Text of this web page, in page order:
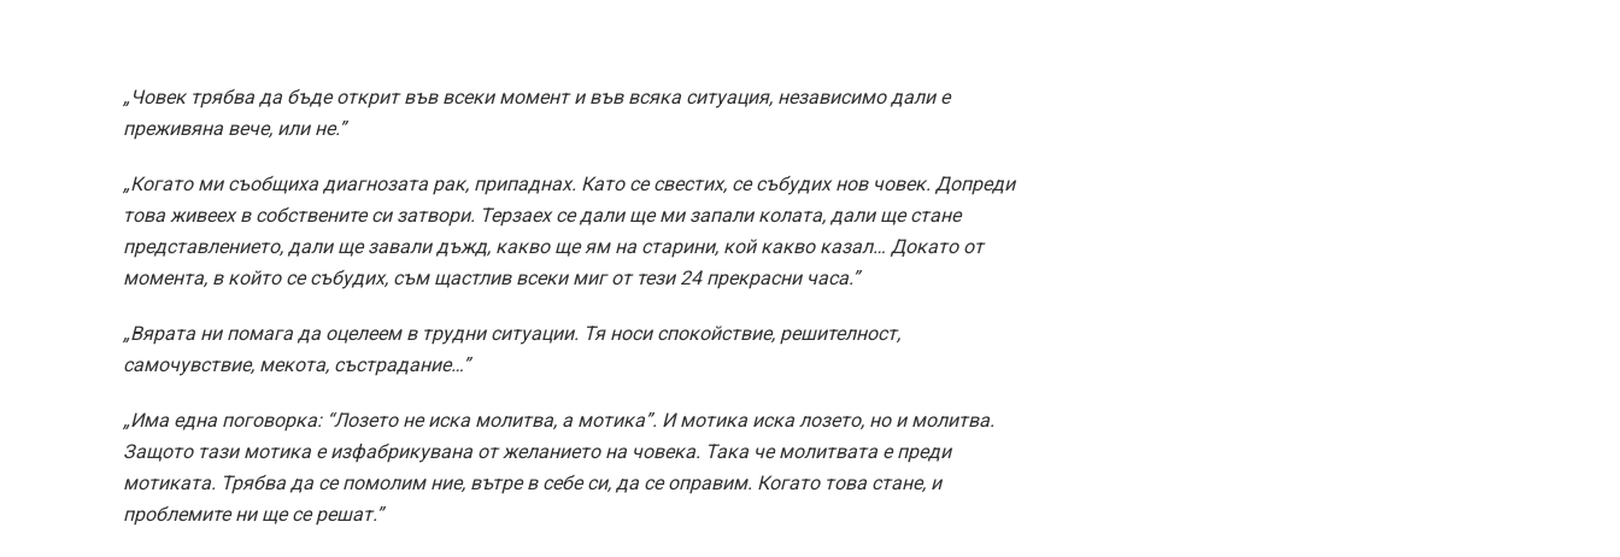
„Човек трябва да бъде открит във всеки момент и във всяка ситуация, независимо дали е
преживяна вече, или не.”
„Когато ми съобщиха диагнозата рак, припаднах. Като се свестих, се събудих нов човек. Допреди
това живеех в собствените си затвори. Терзаех се дали ще ми запали колата, дали ще стане
представлението, дали ще завали дъжд, какво ще ям на старини, кой какво казал… Докато от
момента, в който се събудих, съм щастлив всеки миг от тези 24 прекрасни часа.”
„Вярата ни помага да оцелеем в трудни ситуации. Тя носи спокойствие, решителност,
самочувствие, мекота, състрадание…”
„Има една поговорка: “Лозето не иска молитва, а мотика”. И мотика иска лозето, но и молитва.
Защото тази мотика е изфабрикувана от желанието на човека. Така че молитвата е преди
мотиката. Трябва да се помолим ние, вътре в себе си, да се оправим. Когато това стане, и
проблемите ни ще се решат.”